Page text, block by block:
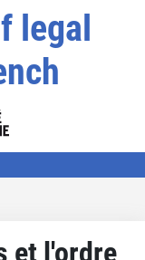
legal
et l'ordre